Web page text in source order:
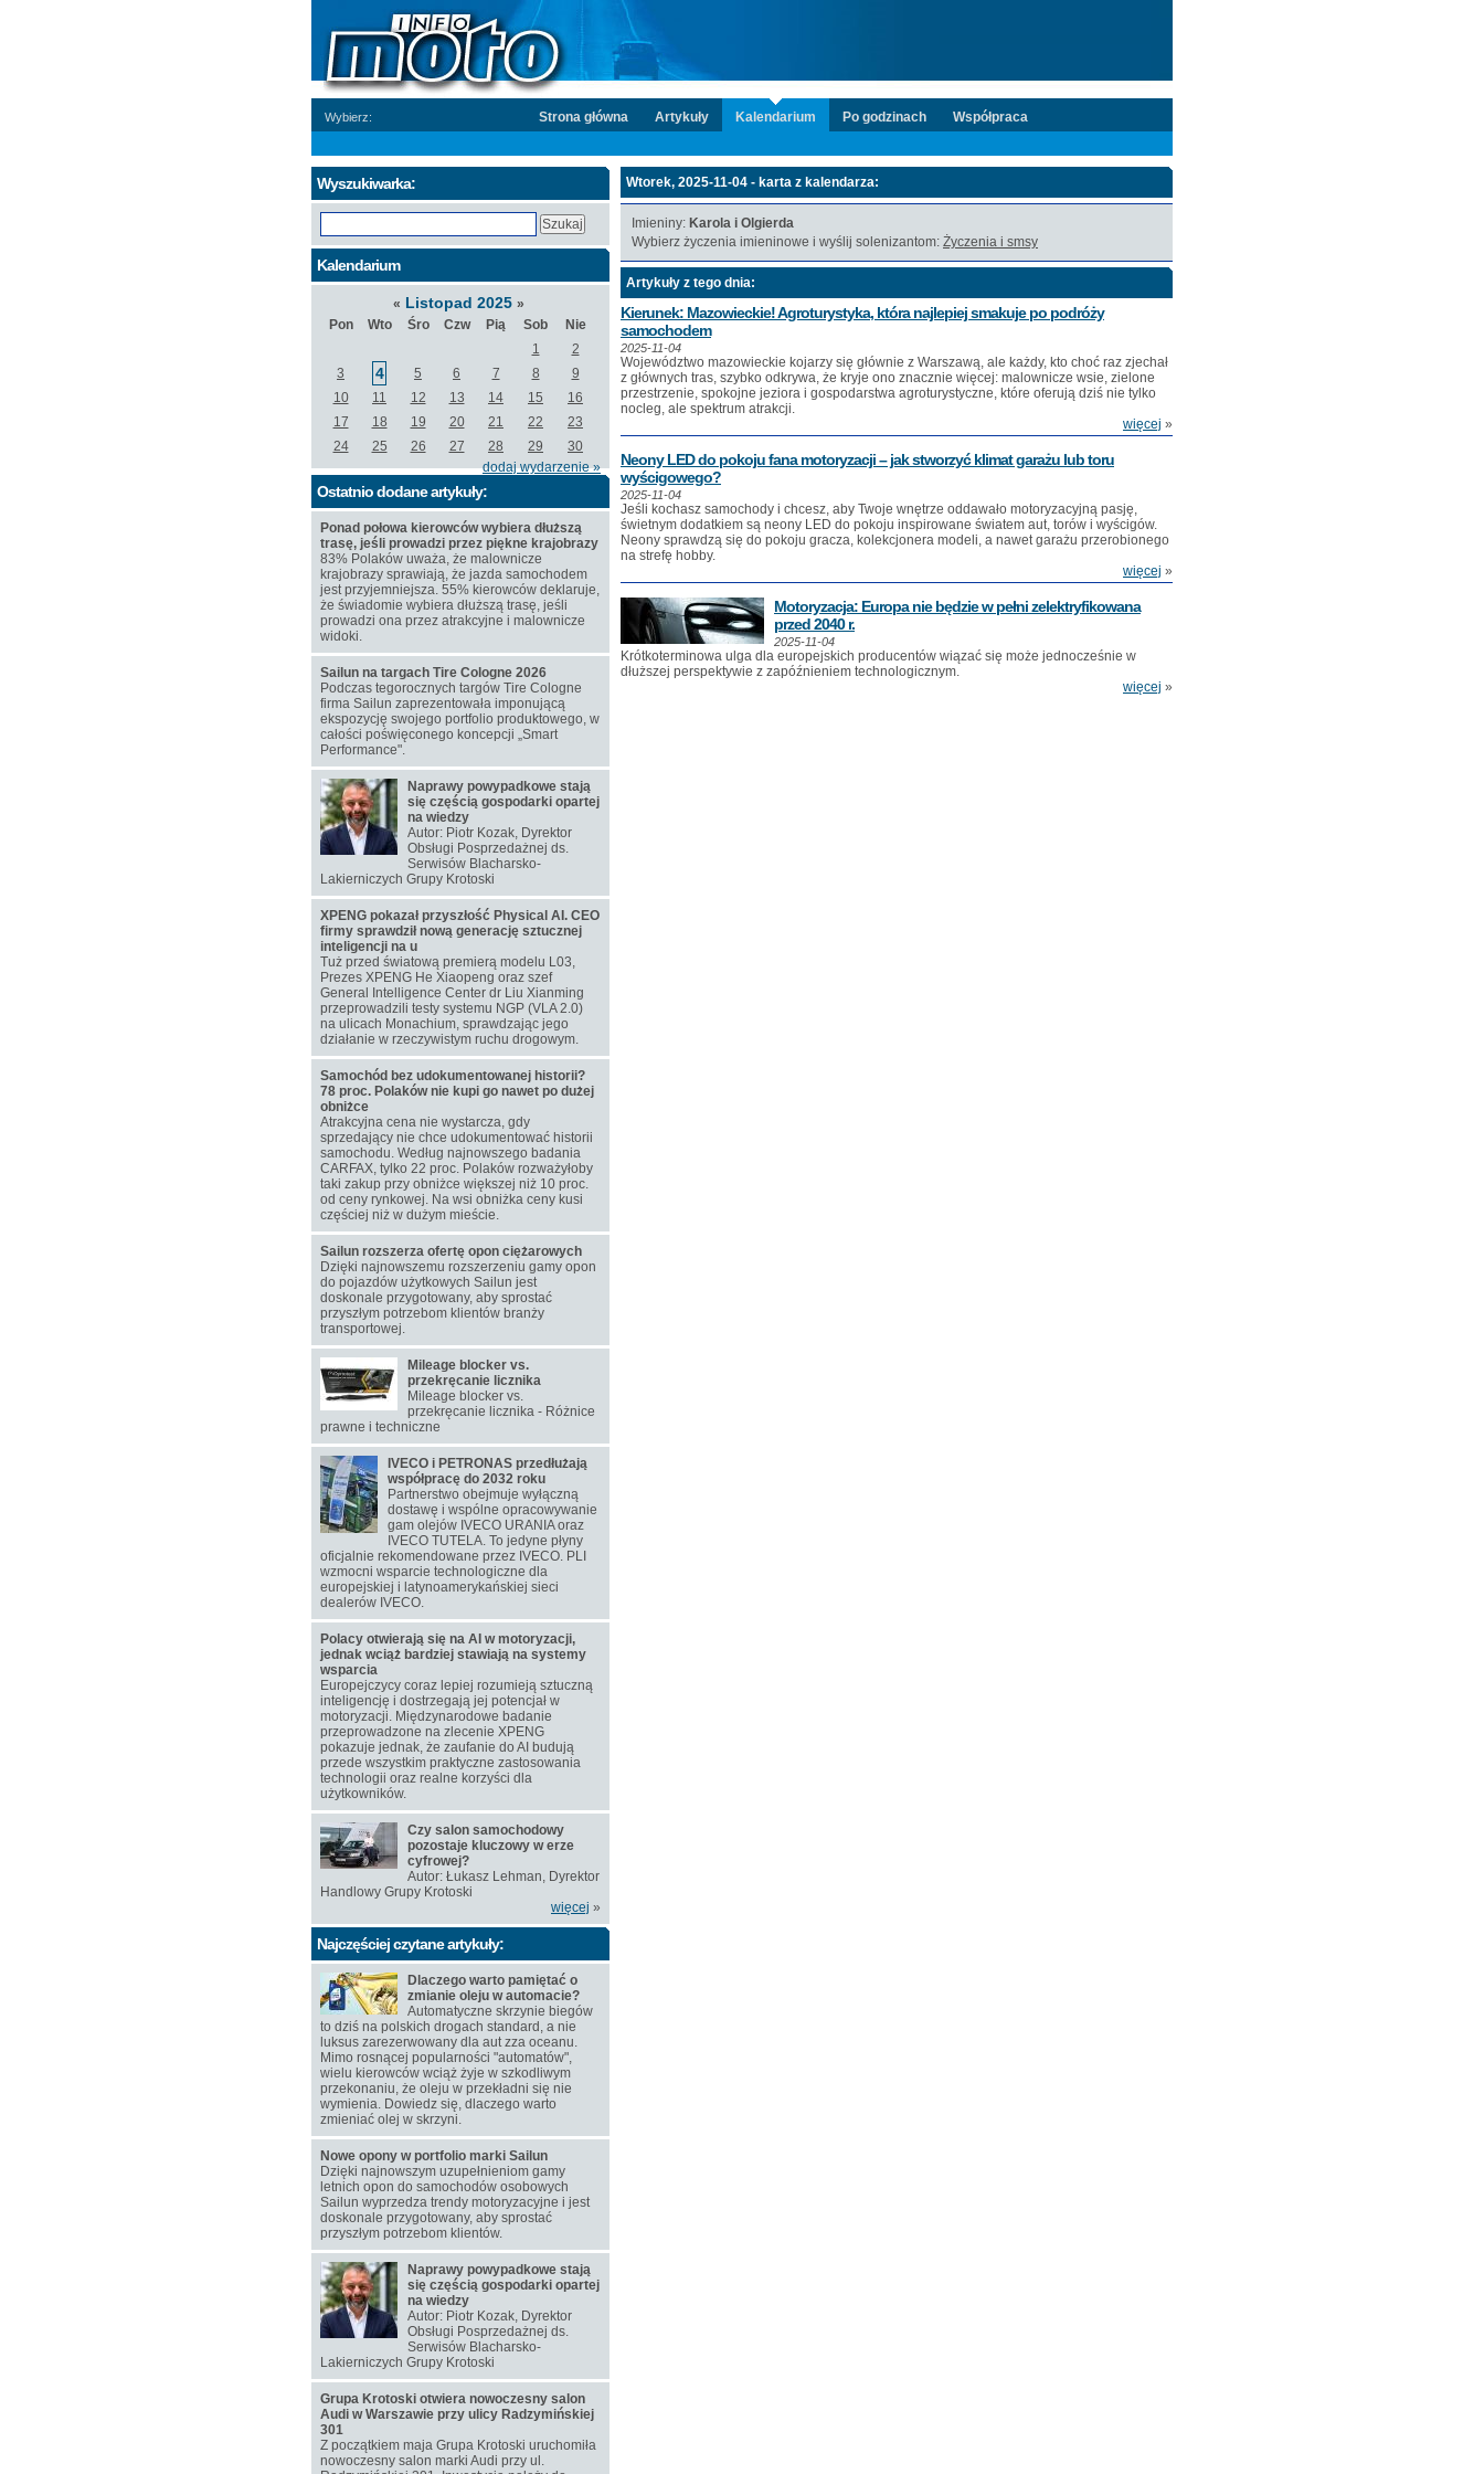
Wybierz: Strona główna Artykuły Kalendarium Po godzinach Współpraca
Wtorek, 2025-11-04 - karta z kalendarza:
Imieniny: Karola i Olgierda
Wybierz życzenia imieninowe i wyślij solenizantom: Życzenia i smsy
Artykuły z tego dnia:
Kierunek: Mazowieckie! Agroturystyka, która najlepiej smakuje po podróży
samochodem
2025-11-04
Województwo mazowieckie kojarzy się głównie z Warszawą, ale każdy, kto choć raz zjechał
z głównych tras, szybko odkrywa, że kryje ono znacznie więcej: malownicze wsie, zielone
przestrzenie, spokojne jeziora i gospodarstwa agroturystyczne, które oferują dziś nie tylko
nocleg, ale spektrum atrakcji.
więcej »
Neony LED do pokoju fana motoryzacji – jak stworzyć klimat garażu lub toru
wyścigowego?
2025-11-04
Jeśli kochasz samochody i chcesz, aby Twoje wnętrze oddawało motoryzacyjną pasję,
świetnym dodatkiem są neony LED do pokoju inspirowane światem aut, torów i wyścigów.
Neony sprawdzą się do pokoju gracza, kolekcjonera modeli, a nawet garażu przerobionego
na strefę hobby.
więcej »
Motoryzacja: Europa nie będzie w pełni zelektryfikowana
przed 2040 r.
2025-11-04
Krótkoterminowa ulga dla europejskich producentów wiązać się może jednocześnie w
dłuższej perspektywie z zapóźnieniem technologicznym.
więcej »
Wyszukiwarka:
Kalendarium
« Listopad 2025 »
Pon
Wto Śro Czw Pią Sob
Nie
1
2
3
4 5 6 7 8
9
10
11 12 13 14 15
16
17
18 19 20 21 22
23
24
25 26 27 28 29
30
dodaj wydarzenie »
Ostatnio dodane artykuły:
Ponad połowa kierowców wybiera dłuższą
trasę, jeśli prowadzi przez piękne krajobrazy
83% Polaków uważa, że malownicze
krajobrazy sprawiają, że jazda samochodem
jest przyjemniejsza. 55% kierowców deklaruje,
że świadomie wybiera dłuższą trasę, jeśli
prowadzi ona przez atrakcyjne i malownicze
widoki.
Sailun na targach Tire Cologne 2026
Podczas tegorocznych targów Tire Cologne
firma Sailun zaprezentowała imponującą
ekspozycję swojego portfolio produktowego, w
całości poświęconego koncepcji „Smart
Performance".
Naprawy powypadkowe stają
się częścią gospodarki opartej
na wiedzy
Autor: Piotr Kozak, Dyrektor
Obsługi Posprzedażnej ds.
Serwisów Blacharsko-
Lakierniczych Grupy Krotoski
XPENG pokazał przyszłość Physical AI. CEO
firmy sprawdził nową generację sztucznej
inteligencji na u
Tuż przed światową premierą modelu L03,
Prezes XPENG He Xiaopeng oraz szef
General Intelligence Center dr Liu Xianming
przeprowadzili testy systemu NGP (VLA 2.0)
na ulicach Monachium, sprawdzając jego
działanie w rzeczywistym ruchu drogowym.
Samochód bez udokumentowanej historii?
78 proc. Polaków nie kupi go nawet po dużej
obniżce
Atrakcyjna cena nie wystarcza, gdy
sprzedający nie chce udokumentować historii
samochodu. Według najnowszego badania
CARFAX, tylko 22 proc. Polaków rozważyłoby
taki zakup przy obniżce większej niż 10 proc.
od ceny rynkowej. Na wsi obniżka ceny kusi
częściej niż w dużym mieście.
Sailun rozszerza ofertę opon ciężarowych
Dzięki najnowszemu rozszerzeniu gamy opon
do pojazdów użytkowych Sailun jest
doskonale przygotowany, aby sprostać
przyszłym potrzebom klientów branży
transportowej.
Mileage blocker vs.
przekręcanie licznika
Mileage blocker vs.
przekręcanie licznika - Różnice
prawne i techniczne
IVECO i PETRONAS przedłużają
współpracę do 2032 roku
Partnerstwo obejmuje wyłączną
dostawę i wspólne opracowywanie
gam olejów IVECO URANIA oraz
IVECO TUTELA. To jedyne płyny
oficjalnie rekomendowane przez IVECO. PLI
wzmocni wsparcie technologiczne dla
europejskiej i latynoamerykańskiej sieci
dealerów IVECO.
Polacy otwierają się na AI w motoryzacji,
jednak wciąż bardziej stawiają na systemy
wsparcia
Europejczycy coraz lepiej rozumieją sztuczną
inteligencję i dostrzegają jej potencjał w
motoryzacji. Międzynarodowe badanie
przeprowadzone na zlecenie XPENG
pokazuje jednak, że zaufanie do AI budują
przede wszystkim praktyczne zastosowania
technologii oraz realne korzyści dla
użytkowników.
Czy salon samochodowy
pozostaje kluczowy w erze
cyfrowej?
Autor: Łukasz Lehman, Dyrektor
Handlowy Grupy Krotoski
więcej »
Najczęściej czytane artykuły:
Dlaczego warto pamiętać o
zmianie oleju w automacie?
Automatyczne skrzynie biegów
to dziś na polskich drogach standard, a nie
luksus zarezerwowany dla aut zza oceanu.
Mimo rosnącej popularności "automatów",
wielu kierowców wciąż żyje w szkodliwym
przekonaniu, że oleju w przekładni się nie
wymienia. Dowiedz się, dlaczego warto
zmieniać olej w skrzyni.
Nowe opony w portfolio marki Sailun
Dzięki najnowszym uzupełnieniom gamy
letnich opon do samochodów osobowych
Sailun wyprzedza trendy motoryzacyjne i jest
doskonale przygotowany, aby sprostać
przyszłym potrzebom klientów.
Naprawy powypadkowe stają
się częścią gospodarki opartej
na wiedzy
Autor: Piotr Kozak, Dyrektor
Obsługi Posprzedażnej ds.
Serwisów Blacharsko-
Lakierniczych Grupy Krotoski
Grupa Krotoski otwiera nowoczesny salon
Audi w Warszawie przy ulicy Radzymińskiej
301
Z początkiem maja Grupa Krotoski uruchomiła
nowoczesny salon marki Audi przy ul.